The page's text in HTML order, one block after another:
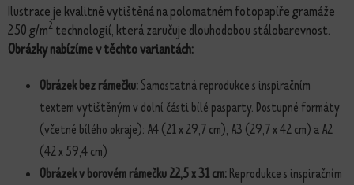
Ilustrace je kvalitně vytištěná na polomatném fotopapíře gramáže
250 g/m2 technologií, která zaručuje dlouhodobou stálobarevnost.
Obrázky nabízíme v těchto variantách:
Obrázek bez rámečku:Samostatná reprodukce s inspiračním
textem vytištěným v dolní části bílé pasparty. Dostupné formáty
(včetně bílého okraje): A4 (21 x 29,7 cm), A3 (29,7 x 42 cm) a A2
(42 x 59,4 cm)
Obrázek v borovém rámečku 22,5 x 31 cm:Reprodukce s inspiračním